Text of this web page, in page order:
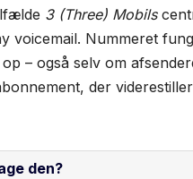
3 (Three) Mobils
voicemail. Nummeret
– også selv om
der
den?